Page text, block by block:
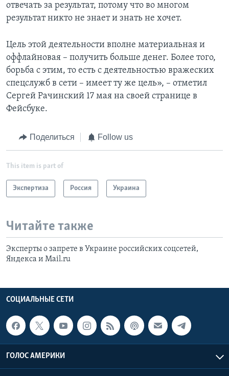
отвечать за результат, потому что во многом
результат никто не знает и знать не хочет.
Цель этой деятельности вполне материальная и
оффлайновая – получить больше денег. Более того,
борьба с этим, то есть с деятельностью вражеских
спецслужб в сети – имеет ту же цель», – отметил
Сергей Рачинский 17 мая на своей странице в
Фейсбуке.
Поделиться Follow us
This item is part of
Экспертиза Россия Украина
Читайте также
Эксперты о запрете в Украине российских соцсетей,
Яндекса и Mail.ru
СОЦИАЛЬНЫЕ СЕТИ
ГОЛОС АМЕРИКИ